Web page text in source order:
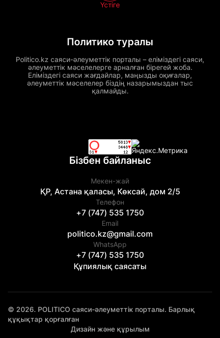
Политико туралы
Politico.kz саяси-әлеуметтік порталы – еліміздегі саяси,
әлеуметтік мәселелерге арналған бірегей жоба.
Еліміздегі саяси жағдайлар, маңызды оқиғалар,
әлеуметтік мәселелер біздің назарымыздан тыс
қалмайды.
Үстіге
Бізбен байланыс
Мекен-жай
ҚР, Астана қаласы, Көксай, дом 2/5
Телефон
+7 (747) 535 1750
Email
politico.kz@gmail.com
WhatsApp
+7 (747) 535 1750
Құпиялық саясаты
© 2026. POLITICO саяси-әлеуметтік порталы. Барлық
құқықтар қорғалған
Дизайн және құрылым